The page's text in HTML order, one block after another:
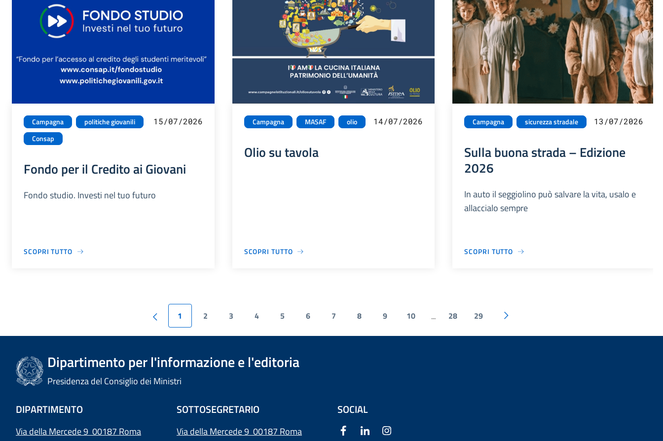
Campagna
politiche giovanili
Consap
15/07/2026
Fondo per il Credito ai Giovani
Fondo studio. Investi nel tuo futuro
SCOPRI TUTTO
Campagna MASAF olio 14/07/2026
Olio su tavola
SCOPRI TUTTO
Campagna sicurezza stradale 13/07/2026
Sulla buona strada – Edizione
2026
In auto il seggiolino può salvare la vita, usalo e
allaccialo sempre
SCOPRI TUTTO
1 2 3 4 5 6 7 8 9 10 ... 28 29
Dipartimento per l'informazione e l'editoria
Presidenza del Consiglio dei Ministri
DIPARTIMENTO
Via della Mercede 9 00187 Roma
SOTTOSEGRETARIO
Via della Mercede 9 00187 Roma
SOCIAL